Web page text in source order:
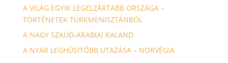
A VILÁG EGYIK LEGELZÁRTABB ORSZÁGA –
TÖRTÉNETEK TÜRKMENISZTÁNBÓL
A NAGY SZAÚD-ARÁBIAI KALAND
A NYÁR LEGHŰSÍTŐBB UTAZÁSA – NORVÉGIA